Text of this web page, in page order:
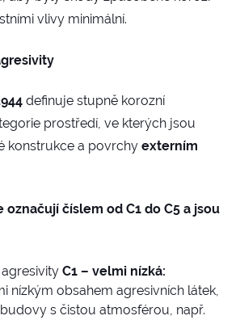
vlivy minimální.
definuje stupně korozní
prostředí, ve kterých jsou
konstrukce a povrchy externím
označují číslem od C1 do C5 a jsou
C1 – velmi nízká:
nízkým obsahem agresivních látek,
s čistou atmosférou, např.